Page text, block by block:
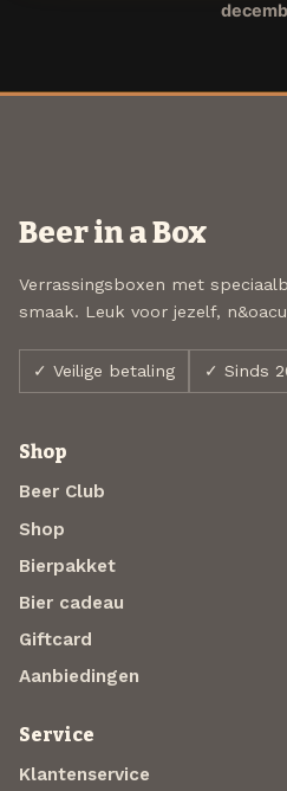
Beer in a Box
Verrassingsboxen met
smaak. Leuk voor jezelf,
✓ Veilige betaling ✓ Sinds
Shop
Beer Club
Shop
Bierpakket
Bier cadeau
Giftcard
Aanbiedingen
Service
Klantenservice